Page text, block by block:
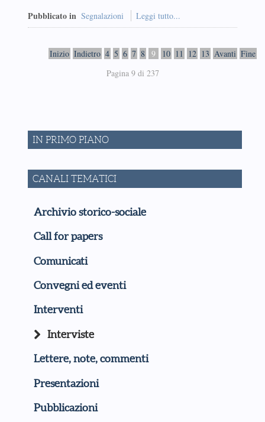
Pubblicato in Segnalazioni Leggi tutto...
Inizio Indietro 4 5 6 7 8 9 10 11 12 13 Avanti Fine
Pagina 9 di 237
IN PRIMO PIANO
CANALI TEMATICI
Archivio storico-sociale
Call for papers
Comunicati
Convegni ed eventi
Interventi
Interviste
Lettere, note, commenti
Presentazioni
Pubblicazioni